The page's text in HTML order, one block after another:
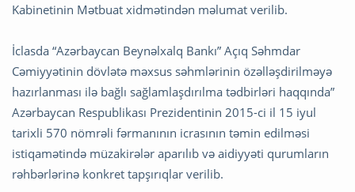
Kabinetinin Mətbuat xidmətindən məlumat verilib.
İclasda “Azərbaycan Beynəlxalq Bankı” Açıq Səhmdar
Cəmiyyətinin dövlətə məxsus səhmlərinin özəlləşdirilməyə
hazırlanması ilə bağlı sağlamlaşdırılma tədbirləri haqqında”
Azərbaycan Respublikası Prezidentinin 2015-ci il 15 iyul
tarixli 570 nömrəli fərmanının icrasının təmin edilməsi
istiqamətində müzakirələr aparılıb və aidiyyəti qurumların
rəhbərlərinə konkret tapşırıqlar verilib.